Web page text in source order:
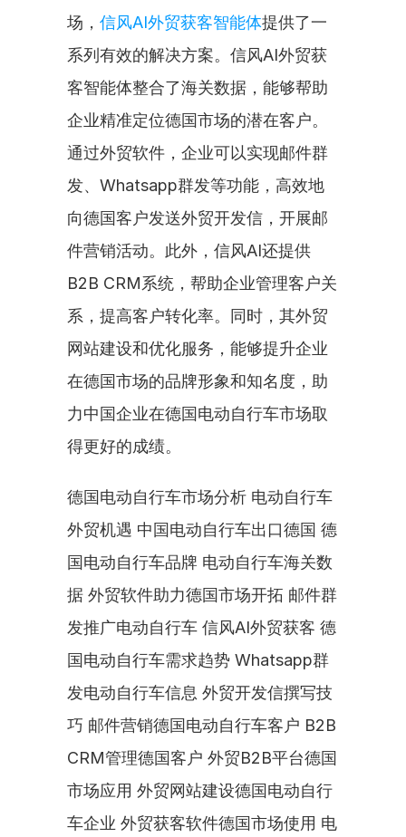
场， 信风AI外贸获客智能体提供了一
系列有效的解决方案。信风AI外贸获
客智能体整合了海关数据，能够帮助
企业精准定位德国市场的潜在客户。
通过外贸软件，企业可以实现邮件群
发、Whatsapp群发等功能，高效地
向德国客户发送外贸开发信，开展邮
件营销活动。此外，信风AI还提供
B2B CRM系统，帮助企业管理客户关
系，提高客户转化率。同时，其外贸
网站建设和优化服务，能够提升企业
在德国市场的品牌形象和知名度，助
力中国企业在德国电动自行车市场取
得更好的成绩。
德国电动自行车市场分析 电动自行车
外贸机遇 中国电动自行车出口德国 德
国电动自行车品牌 电动自行车海关数
据 外贸软件助力德国市场开拓 邮件群
发推广电动自行车 信风AI外贸获客 德
国电动自行车需求趋势 Whatsapp群
发电动自行车信息 外贸开发信撰写技
巧 邮件营销德国电动自行车客户 B2B
CRM管理德国客户 外贸B2B平台德国
市场应用 外贸网站建设德国电动自行
车企业 外贸获客软件德国市场使用 电